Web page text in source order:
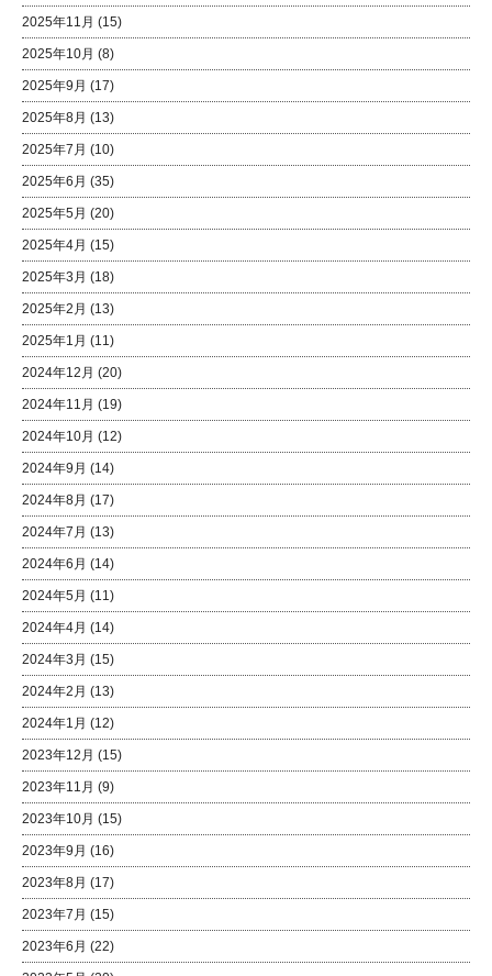
2025年11月 (15)
2025年10月 (8)
2025年9月 (17)
2025年8月 (13)
2025年7月 (10)
2025年6月 (35)
2025年5月 (20)
2025年4月 (15)
2025年3月 (18)
2025年2月 (13)
2025年1月 (11)
2024年12月 (20)
2024年11月 (19)
2024年10月 (12)
2024年9月 (14)
2024年8月 (17)
2024年7月 (13)
2024年6月 (14)
2024年5月 (11)
2024年4月 (14)
2024年3月 (15)
2024年2月 (13)
2024年1月 (12)
2023年12月 (15)
2023年11月 (9)
2023年10月 (15)
2023年9月 (16)
2023年8月 (17)
2023年7月 (15)
2023年6月 (22)